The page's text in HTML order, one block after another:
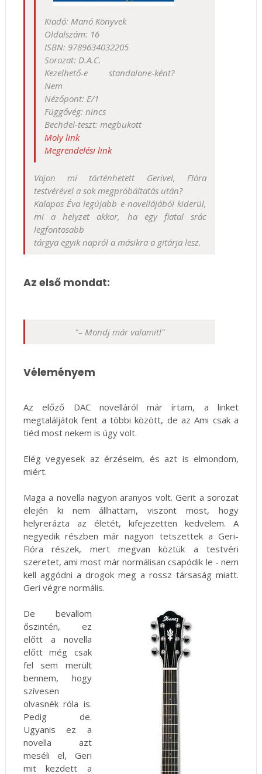
Kiadó: Manó Könyvek
Oldalszám: 16
ISBN: 9789634032205
Sorozat: D.A.C.
Kezelhető-e standalone-ként?
Nem
Nézőpont: E/1
Függővég: nincs
Bechdel-teszt: megbukott
Moly link
Megrendelési link
Vajon mi történhetett Gerivel, Flóra
testvérével a sok megpróbáltatás után?
Kalapos Éva legújabb e-novellájából kiderül,
mi a helyzet akkor, ha egy fiatal srác
legfontosabb
tárgya egyik napról a másikra a gitárja lesz.
Az első mondat:
"– Mondj már valamit!"
Véleményem
Az előző DAC novelláról már írtam, a linket
megtaláljátok fent a többi között, de az Ami csak a
tiéd most nekem is úgy volt.
Elég vegyesek az érzéseim, és azt is elmondom,
miért.
Maga a novella nagyon aranyos volt. Gerit a sorozat
elején ki nem állhattam, viszont most, hogy
helyrerázta az életét, kifejezetten kedvelem. A
negyedik részben már nagyon tetszettek a Geri-
Flóra részek, mert megvan köztük a testvéri
szeretet, ami most már normálisan csapódik le - nem
kell aggódni a drogok meg a rossz társaság miatt.
Geri végre normális.
De bevallom
őszintén, ez
előtt a novella
előtt még csak
fel sem merült
bennem, hogy
szívesen
olvasnék róla is.
Pedig de.
Ugyanis ez a
novella azt
meséli el, Geri
mit kezdett a